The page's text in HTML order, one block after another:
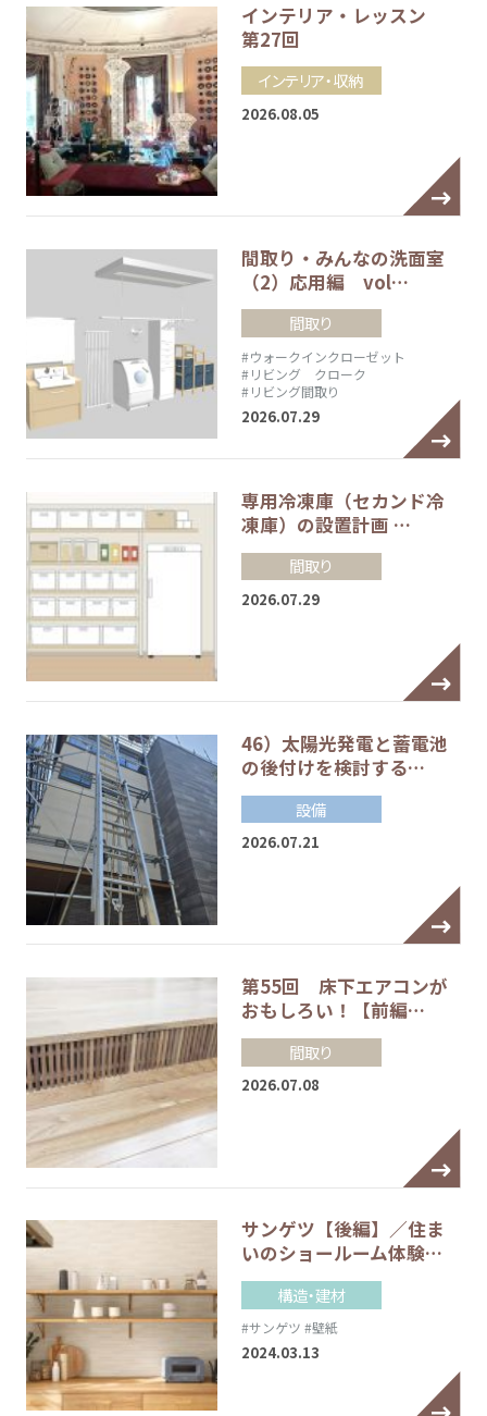
インテリア・レッスン
第27回
インテリア・収納
2026.08.05
間取り・みんなの洗面室
（2）応用編 vol…
間取り
#ウォークインクローゼット
#リビング クローク
#リビング間取り
2026.07.29
専用冷凍庫（セカンド冷
凍庫）の設置計画 …
間取り
2026.07.29
46）太陽光発電と蓄電池
の後付けを検討する…
設備
2026.07.21
第55回 床下エアコンが
おもしろい！【前編…
間取り
2026.07.08
サンゲツ【後編】／住ま
いのショールーム体験…
構造・建材
#サンゲツ #壁紙
2024.03.13